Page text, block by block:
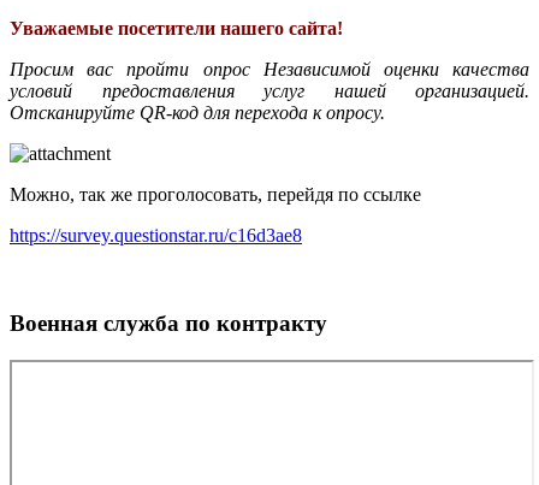
Уважаемые посетители нашего сайта!
Просим вас пройти опрос Независимой оценки качества
условий предоставления услуг нашей организацией.
Отсканируйте QR-код для перехода к опросу.
Можно, так же проголосовать, перейдя по ссылке
https://survey.questionstar.ru/c16d3ae8
Военная служба по контракту